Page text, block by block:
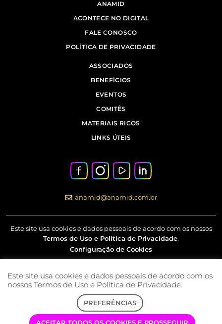
ANAMID
ACONTECE NO DIGITAL
FALE CONOSCO
POLÍTICA DE PRIVACIDADE
ASSOCIADOS
BENEFÍCIOS
EVENTOS
COMITÊS
MATERIAIS RICOS
LINKS ÚTEIS
anamid@anamid.com.br
Este site usa cookies e dados pessoais de acordo com os nossos
Termos de Uso e Política de Privacidade.
Configuração de Cookies
Av Marquês de São Vicente, nº 230 – 18º andar – Barra Funda –
COPYRIGHT © 2022 | ANAMID | TODOS OS DIREITOS RESERVADOS
Este site usa cookies e dados pessoais de acordo com os
nossos Termos de Uso e Política de Privacidade.
PREFERÊNCIAS